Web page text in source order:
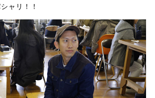
ャリ！！